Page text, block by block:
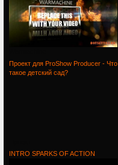
Проект для ProShow Producer - Что
такое детский сад?
INTRO SPARKS OF ACTION